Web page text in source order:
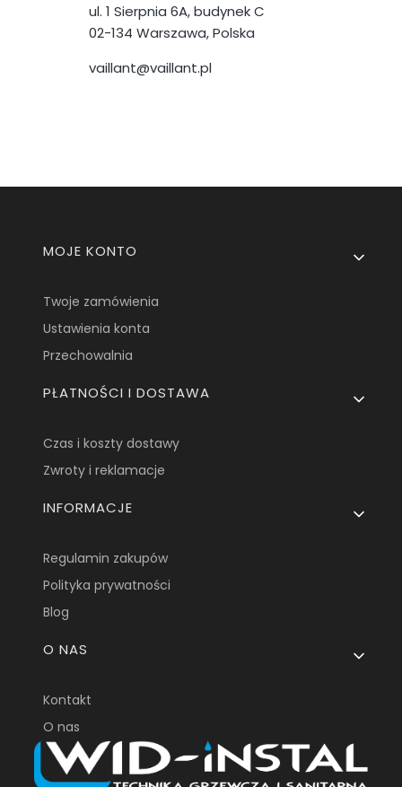
ul. 1 Sierpnia 6A, budynek C
02-134 Warszawa, Polska
vaillant@vaillant.pl
Linki w stopce
MOJE KONTO
Twoje zamówienia
Ustawienia konta
Przechowalnia
PŁATNOŚCI I DOSTAWA
Czas i koszty dostawy
Zwroty i reklamacje
INFORMACJE
Regulamin zakupów
Polityka prywatności
Blog
O NAS
Kontakt
O nas